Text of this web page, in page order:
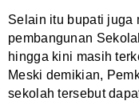
Selain itu bupati juga
pembangunan
hingga kini masih
Meski demikian,
sekolah tersebut